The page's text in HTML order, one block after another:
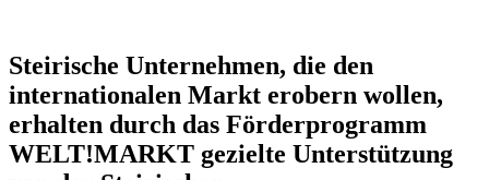
Steirische Unternehmen, die den
internationalen Markt erobern wollen,
erhalten durch das Förderprogramm
WELT!MARKT gezielte Unterstützung